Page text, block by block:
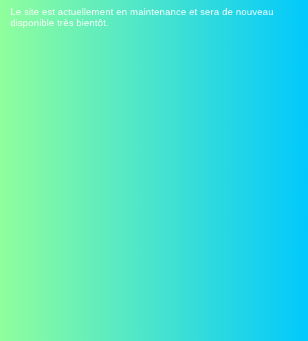
Le site est actuellement en maintenance et sera de nouveau
disponible très bientôt.